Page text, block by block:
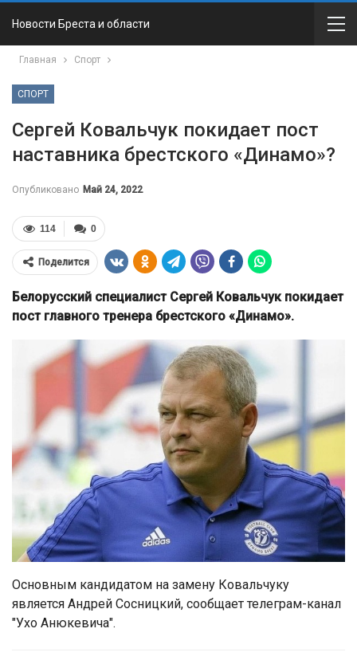
Новости Бреста и области
Главная Спорт
СПОРТ
Сергей Ковальчук покидает пост
наставника брестского «Динамо»?
Опубликовано Май 24, 2022
0
114
Поделится
Белорусский специалист Сергей Ковальчук покидает
пост главного тренера брестского «Динамо».
Основным кандидатом на замену Ковальчуку
является Андрей Сосницкий, сообщает телеграм-канал
"Ухо Анюкевича".